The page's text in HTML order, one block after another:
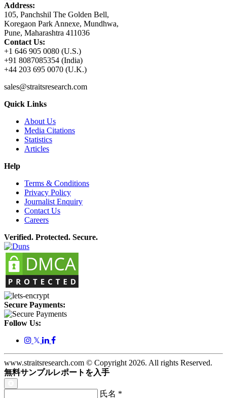
Address:
105, Panchshil The Golden Bell,
Koregaon Park Annexe, Mundhwa,
Pune, Maharashtra 411036
Contact Us:
+1 646 905 0080 (U.S.)
+91 8087085354 (India)
+44 203 695 0070 (U.K.)
sales@straitsresearch.com
Quick Links
About Us
Media Citations
Statistics
Articles
Help
Terms & Conditions
Privacy Policy
Journalist Enquiry
Contact Us
Careers
Verified. Protected. Secure.
Secure Payments:
Follow Us:
𝕏
www.straitsresearch.com © Copyright 2026. All rights Reserved.
無料サンプルレポートを入手
氏名 *